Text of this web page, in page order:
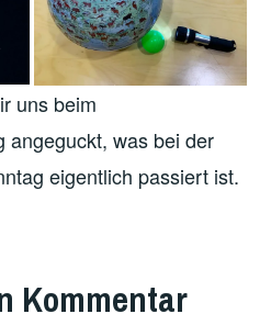
uns beim
angeguckt, was bei der
eigentlich passiert ist.
Kommentar